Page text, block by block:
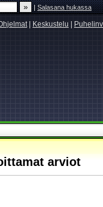
|Salasana hukassa
| Keskustelu
arviot